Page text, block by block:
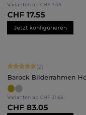
Varianten ab CHF 7.45
CHF 17.55
Jetzt konfigurieren
Durchschnittliche
(2)
Barock Bilderrahmen
Anna
Varianten ab CHF 31.65
CHF 83.05